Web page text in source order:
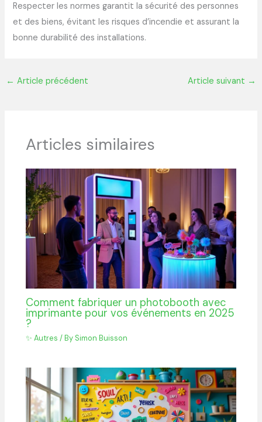
Respecter les normes garantit la sécurité des personnes
et des biens, évitant les risques d’incendie et assurant la
bonne durabilité des installations.
← Article précédent Article suivant →
Articles similaires
Comment fabriquer un photobooth avec
imprimante pour vos événements en 2025
?
✨ Autres / By Simon Buisson